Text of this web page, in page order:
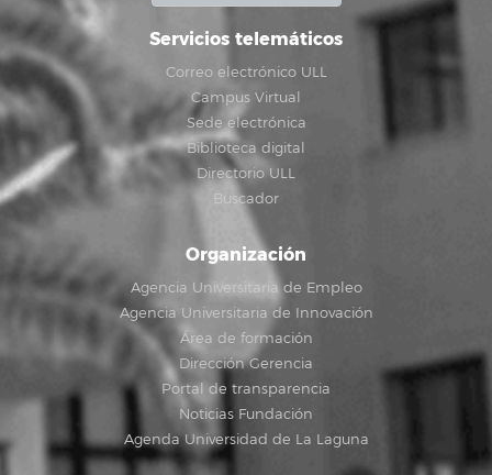
Servicios telemáticos
Correo electrónico ULL
Campus Virtual
Sede electrónica
Biblioteca digital
Directorio ULL
Buscador
Organización
Agencia Universitaria de Empleo
Agencia Universitaria de Innovación
Área de formación
Dirección Gerencia
Portal de transparencia
Noticias Fundación
Agenda Universidad de La Laguna